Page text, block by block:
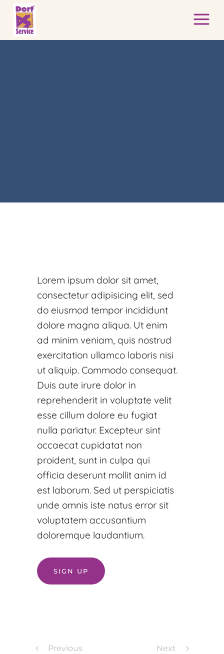
Lorem ipsum dolor sit amet,
consectetur adipisicing elit, sed
do eiusmod tempor incididunt
dolore magna aliqua. Ut enim
ad minim veniam, quis nostrud
exercitation ullamco laboris nisi
ut aliquip. Commodo consequat.
Duis aute irure dolor in
reprehenderit in voluptate velit
esse cillum dolore eu fugiat
nulla pariatur. Excepteur sint
occaecat cupidatat non
proident, sunt in culpa qui
officia deserunt mollit anim id
est laborum. Sed ut perspiciatis
unde omnis iste natus error sit
voluptatem accusantium
doloremque laudantium.
SIGN UP
Previous Next